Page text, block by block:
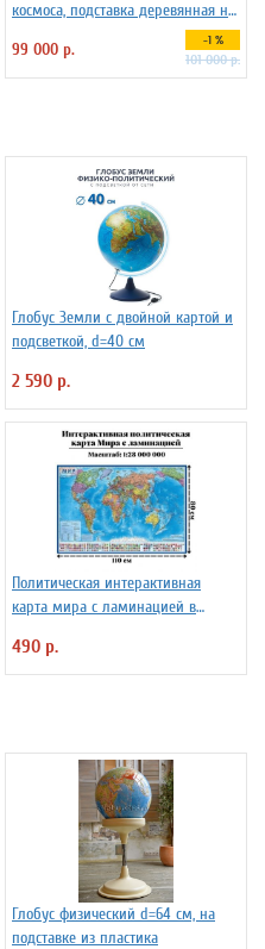
космоса, подставка деревянная на
99 000 р. -1 %
101 000 р.
Глобус Земли с двойной картой и
подсветкой, d=40 см
2 590 р.
Политическая интерактивная
карта мира с ламинацией в
490 р.
Глобус физический d=64 см, на
подставке из пластика